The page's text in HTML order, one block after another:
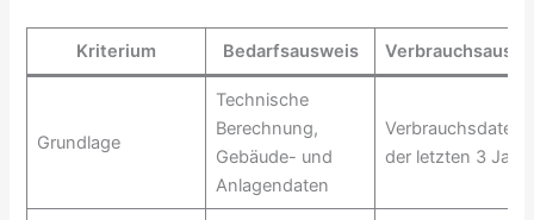
Kriterium Bedarfsausweis
Grundlage
Technische
Berechnung,
Gebäude- und
Anlagendaten
Verbrauchsdaten
der letzten 3